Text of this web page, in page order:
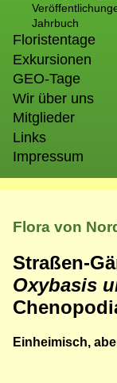
Jahrbuch
Floristentage
Exkursionen
GEO-Tage
Wir über uns
Mitglieder
Links
Impressum
Flora von
Straßen-
Oxybasis
Einheimisch,